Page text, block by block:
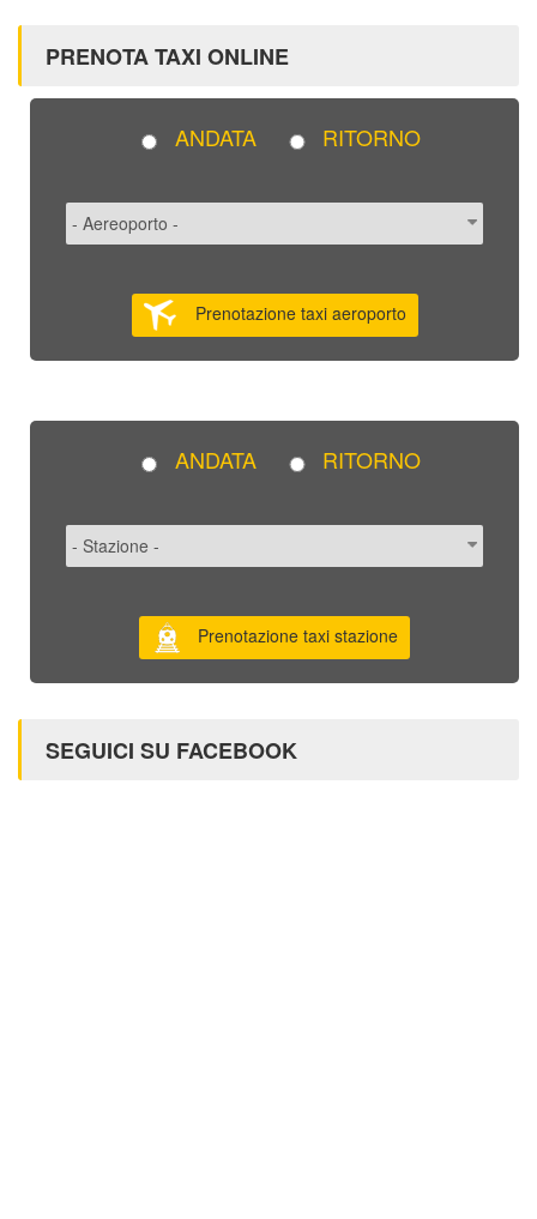
PRENOTA TAXI ONLINE
ANDATA RITORNO
Prenotazione taxi aeroporto
ANDATA RITORNO
Prenotazione taxi stazione
SEGUICI SU FACEBOOK